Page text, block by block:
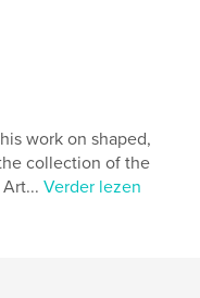
work on shaped,
collection of the
Art...Verder lezen